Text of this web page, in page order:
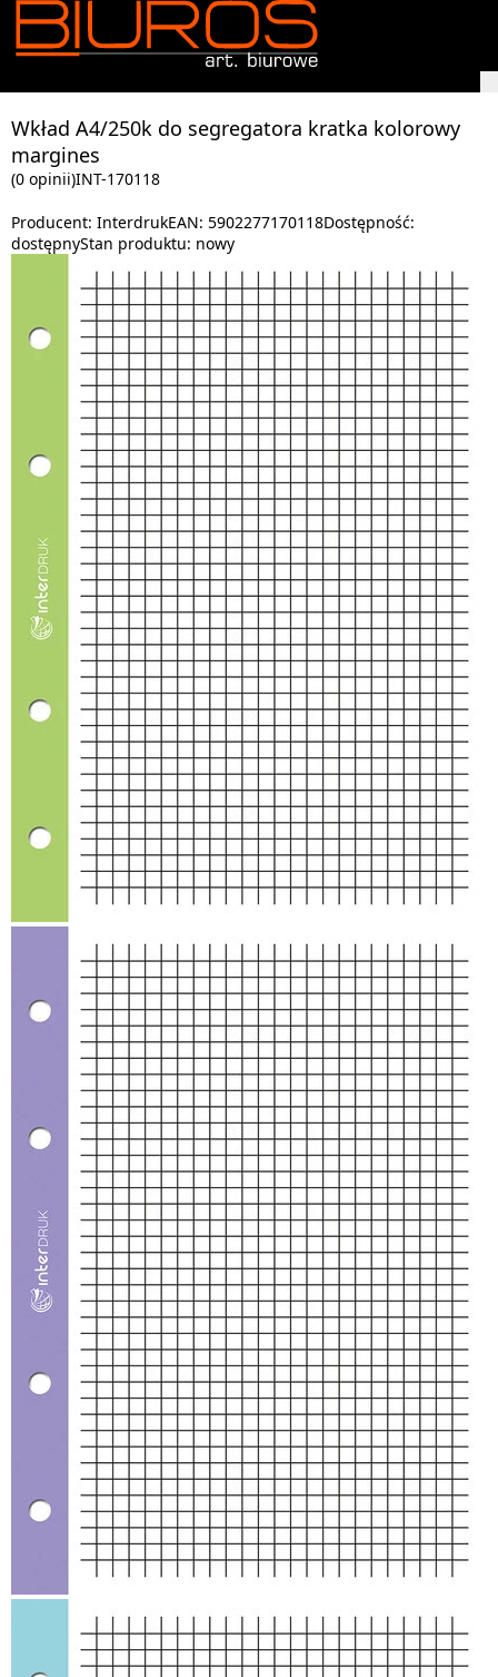
Wkład A4/250k do segregatora kratka kolorowy
margines
(0 opinii)INT-170118
Producent: InterdrukEAN: 5902277170118Dostępność:
dostępnyStan produktu: nowy